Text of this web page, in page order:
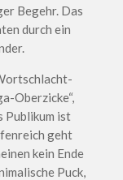
Begehr. Das
durch ein
Oberzicke“,
Publikum ist
geht
kein Ende
Puck,